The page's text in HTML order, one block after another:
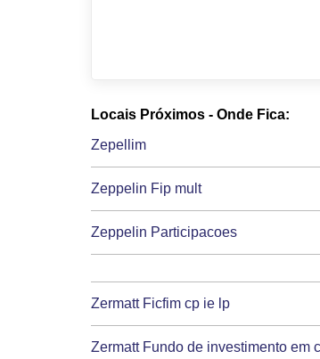
Locais Próximos - Onde Fica:
Zepellim
Zeppelin Fip mult
Zeppelin Participacoes
Zermatt Ficfim cp ie lp
Zermatt Fundo de investimento em